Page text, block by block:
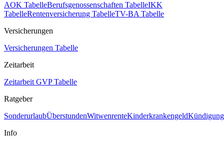
AOK TabelleBerufsgenossenschaften TabelleIKK
TabelleRentenversicherung TabelleTV-BA Tabelle
Versicherungen
Versicherungen Tabelle
Zeitarbeit
Zeitarbeit GVP Tabelle
Ratgeber
SonderurlaubÜberstundenWitwenrenteKinderkrankengeld
Info